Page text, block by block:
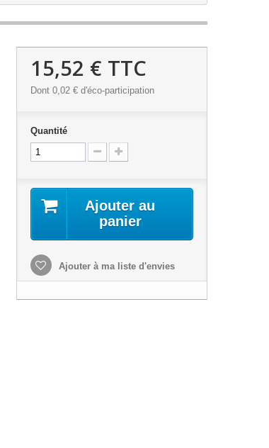
15,52 € TTC
Dont 0,02 €d'éco-participation
Quantité
Ajouter au
panier
Ajouter à ma liste d'envies